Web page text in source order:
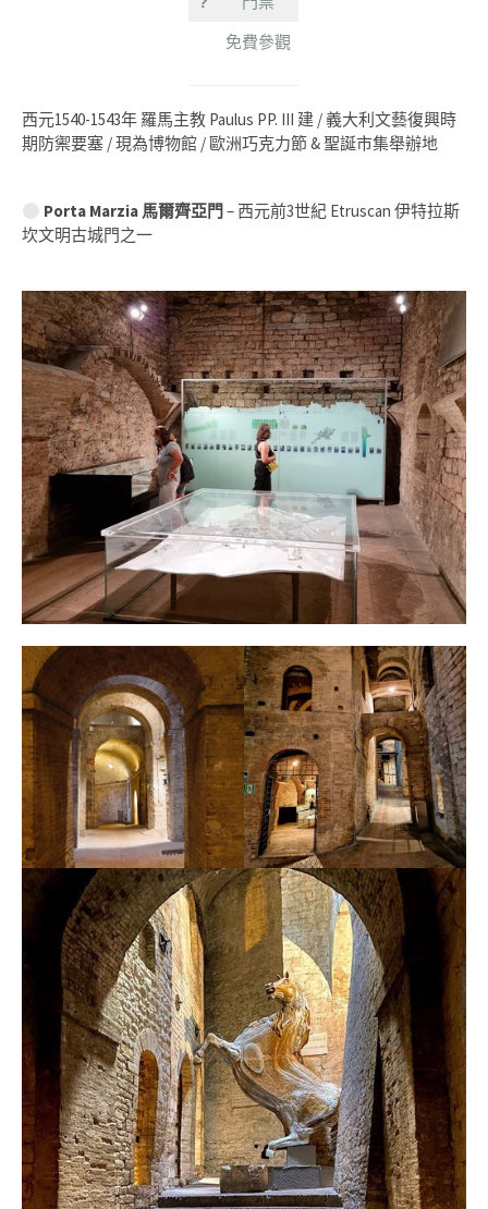
免費參觀
西元1540-1543年 羅馬主教 Paulus PP. III 建 / 義大利文藝復興時
期防禦要塞 / 現為博物館 / 歐洲巧克力節 & 聖誕市集舉辦地
Porta Marzia 馬爾齊亞門 – 西元前3世紀 Etruscan 伊特拉斯
坎文明古城門之一